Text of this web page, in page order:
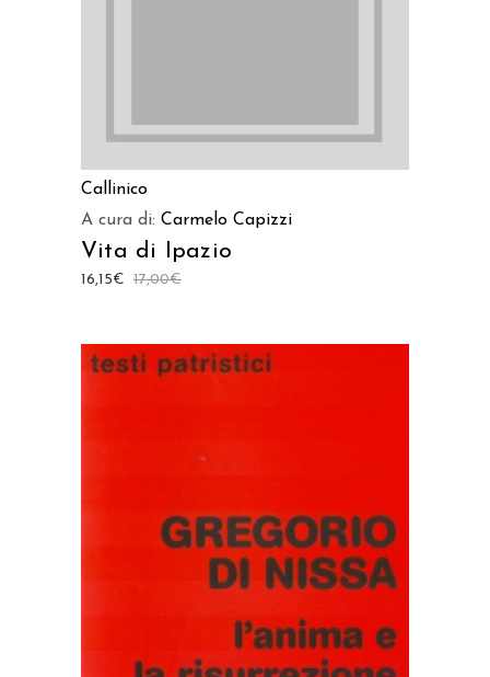
Callinico
A cura di: Carmelo Capizzi
Vita di Ipazio
17,00€
16,15€
AGGIUNGI AL CARRELLO